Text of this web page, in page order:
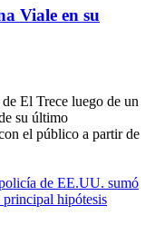
Viale en su
El Trece luego de un
su último
el público a partir de